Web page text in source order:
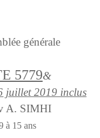
générale
5779&
juillet 2019 inclus
A. SIMHI
à 15 ans